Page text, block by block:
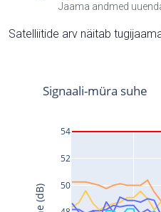
Jaama andmed
Satelliitide arv näitab